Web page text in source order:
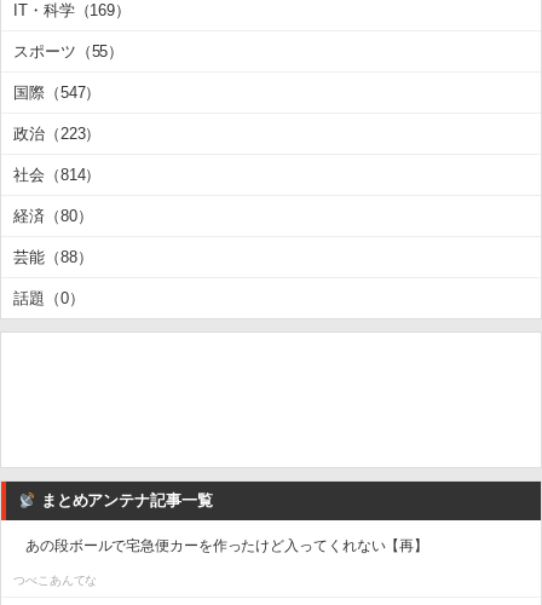
IT・科学（169）
スポーツ（55）
国際（547）
政治（223）
社会（814）
経済（80）
芸能（88）
話題（0）
まとめアンテナ記事一覧
あの段ボールで宅急便カーを作ったけど入ってくれない【再】
つべこあんてな